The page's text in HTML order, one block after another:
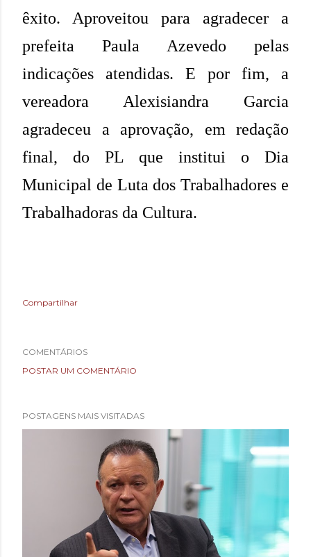
êxito. Aproveitou para agradecer a
prefeita Paula Azevedo pelas
indicações atendidas. E por fim, a
vereadora Alexisiandra Garcia
agradeceu a aprovação, em redação
final, do PL que institui o Dia
Municipal de Luta dos Trabalhadores e
Trabalhadoras da Cultura.
Compartilhar
COMENTÁRIOS
POSTAR UM COMENTÁRIO
POSTAGENS MAIS VISITADAS